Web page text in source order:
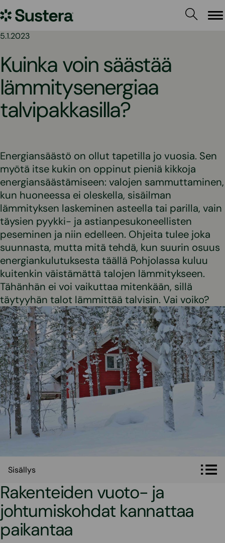
sisältöön
Sustera
5.1.2023
Kuinka voin säästää
lämmitysenergiaa
talvipakkasilla?
Energiansäästö on ollut tapetilla jo vuosia. Sen
myötä itse kukin on oppinut pieniä kikkoja
energiansäästämiseen: valojen sammuttaminen,
kun huoneessa ei oleskella, sisäilman
lämmityksen laskeminen asteella tai parilla, vain
täysien pyykki- ja astianpesukoneellisten
peseminen ja niin edelleen. Ohjeita tulee joka
suunnasta, mutta mitä tehdä, kun suurin osuus
energiankulutuksesta täällä Pohjolassa kuluu
kuitenkin väistämättä talojen lämmitykseen.
Tähänhän ei voi vaikuttaa mitenkään, sillä
täytyyhän talot lämmittää talvisin. Vai voiko?
Sisällys
Rakenteiden vuoto- ja
johtumiskohdat kannattaa
paikantaa